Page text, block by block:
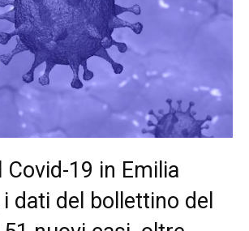
Covid-19 in Emilia
dati del bollettino del